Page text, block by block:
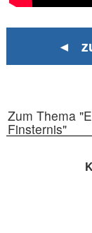
◄
Zum Thema
Finsternis"